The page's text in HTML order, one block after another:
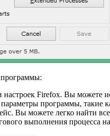
программы:
Firefox. Вы можете
программы, такие
Вы можете легко найти
выполнения процесса